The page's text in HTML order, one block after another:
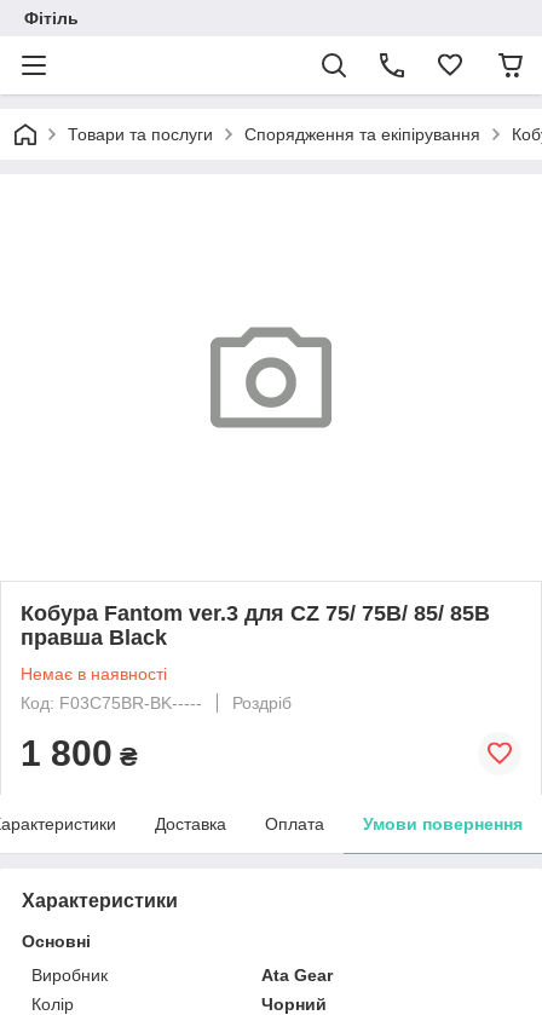
Фітіль
Товари та послуги Спорядження та екіпірування
Кобура Fantom ver.3 для CZ 75/ 75B/ 85/ 85B
правша Black
Немає в наявності
Код: F03C75BR-BK-----
Роздріб
1 800 ₴
Доставка Оплата Умови повернення
Характеристики
Основні
Виробник
Ata Gear
Колір
Чорний